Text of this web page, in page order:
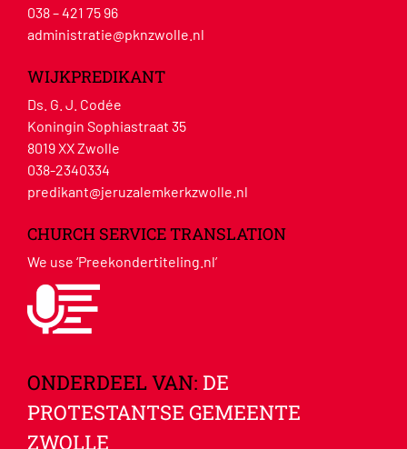
038 – 421 75 96
administratie@pknzwolle.nl
WIJKPREDIKANT
Ds. G. J. Codée
Koningin Sophiastraat 35
8019 XX Zwolle
038-2340334
predikant@jeruzalemkerkzwolle.nl
CHURCH SERVICE TRANSLATION
We use ‘Preekondertiteling.nl’
ONDERDEEL VAN: DE
PROTESTANTSE GEMEENTE
ZWOLLE